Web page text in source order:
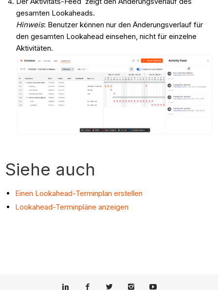
gesamten Lookaheads.
Hinweis: Benutzer können nur den Änderungsverlauf für
den gesamten Lookahead einsehen, nicht für einzelne
Aktivitäten.
Siehe auch
Einen Lookahead-Terminplan erstellen
Lookahead-Terminpläne anzeigen